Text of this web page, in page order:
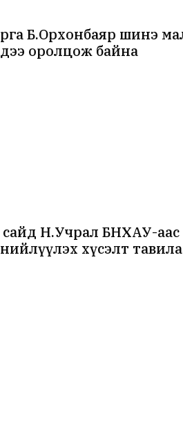
Б.Орхонбаяр шинэ
оролцож байна
Н.Учрал БНХАУ-аас
хүсэлт